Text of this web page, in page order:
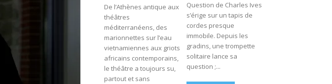
De l’Athènes antique aux
théâtres
méditerranéens, des
marionnettes sur l’eau
vietnamiennes aux griots
africains contemporains,
le théâtre a toujours su,
partout et sans
Question de Charles Ives
s’érige sur un tapis de
cordes presque
immobile. Depuis les
gradins, une trompette
solitaire lance sa
question ;...